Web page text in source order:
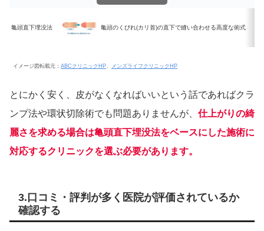
亀頭直下埋没法 亀頭のくびれ(カリ首)の直下で縫い合わせる高度な術式
イメージ図転載元： ABCクリニックHP、 メンズライフクリニックHP
とにかく安く、皮がなくなればいいという話であればクラ
ンプ法や環状切除術でも問題ありませんが、 仕上がりの綺
麗さを求める場合は亀頭直下埋没法をベースにした施術に
対応するクリニックを選ぶ必要があります。
3.口コミ・評判が多く医院が評価されているか
確認する